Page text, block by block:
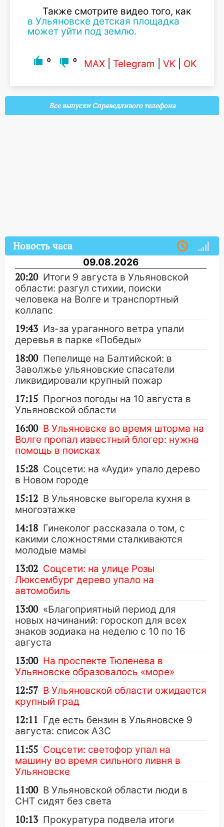
Также смотрите видео того, как
в Ульяновске детская площадка
может уйти под землю.
0 0 MAX Telegram VK OK
Все выпуски Справедливого телефона
Новость часа
09.08.2026
20:20 Итоги 9 августа в Ульяновской
области: разгул стихии, поиски
человека на Волге и транспортный
коллапс
19:43 Из-за ураганного ветра упали
деревья в парке «Победы»
18:00 Пепелище на Балтийской: в
Заволжье ульяновские спасатели
ликвидировали крупный пожар
17:15 Прогноз погоды на 10 августа в
Ульяновской области
16:00 В Ульяновске во время шторма на
Волге пропал известный блогер: нужна
помощь в поисках
15:28 Соцсети: на «Ауди» упало дерево
в Новом городе
15:12 В Ульяновске выгорела кухня в
многоэтажке
14:18 Гинеколог рассказала о том, с
какими сложностями сталкиваются
молодые мамы
13:02 Соцсети: на улице Розы
Люксембург дерево упало на
автомобиль
13:00 «Благоприятный период для
новых начинаний: гороскоп для всех
знаков зодиака на неделю с 10 по 16
августа
13:00 На проспекте Тюленева в
Ульяновске образовалось «море»
12:57 В Ульяновской области ожидается
крупный град
12:11 Где есть бензин в Ульяновске 9
августа: список АЗС
11:55 Соцсети: светофор упал на
машину во время сильного ливня в
Ульяновске
11:00 В Ульяновской области люди в
СНТ сидят без света
10:13 Прокуратура подвела итоги